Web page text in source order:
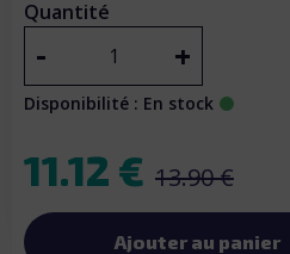
Quantité
+
-
Disponibilité : En stock
11.12 € 13.90 €
Ajouter au panier